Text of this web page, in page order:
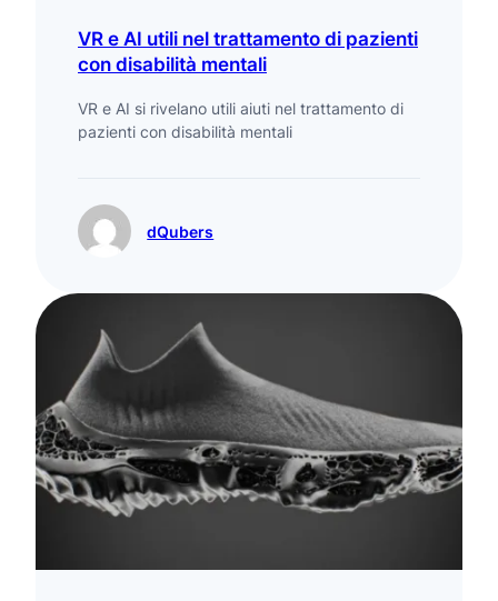
VR e AI utili nel trattamento di pazienti
con disabilità mentali
VR e AI si rivelano utili aiuti nel trattamento di
pazienti con disabilità mentali
dQubers